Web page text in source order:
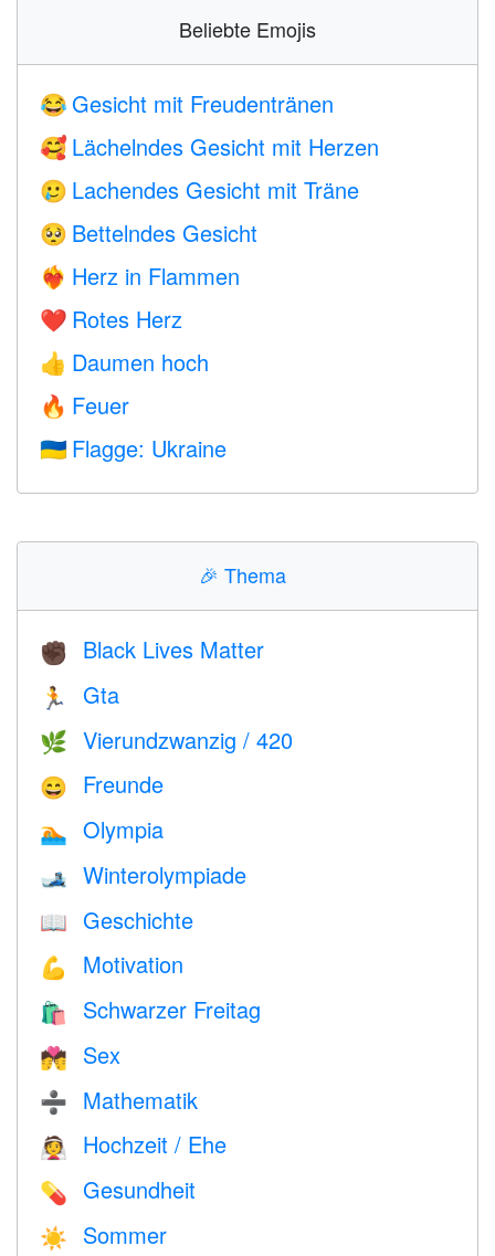
Beliebte Emojis
😂 Gesicht mit Freudentränen
🥰 Lächelndes Gesicht mit Herzen
🥲 Lachendes Gesicht mit Träne
🥺 Bettelndes Gesicht
❤️‍🔥 Herz in Flammen
❤️ Rotes Herz
👍 Daumen hoch
🔥 Feuer
🇺🇦 Flagge: Ukraine
🎉 Thema
✊🏿 Black Lives Matter
🏃 Gta
🌿 Vierundzwanzig / 420
😄 Freunde
🏊 Olympia
🎿 Winterolympiade
📖 Geschichte
💪 Motivation
🛍 Schwarzer Freitag
💏 Sex
➗ Mathematik
👰 Hochzeit / Ehe
💊 Gesundheit
☀️ Sommer